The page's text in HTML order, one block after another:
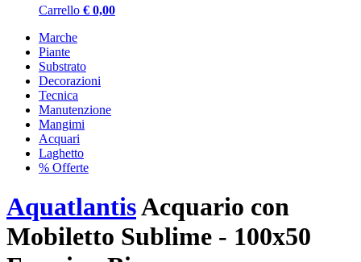
Carrello € 0,00
Marche
Piante
Substrato
Decorazioni
Tecnica
Manutenzione
Mangimi
Acquari
Laghetto
% Offerte
AquatlantisAcquario con
Mobiletto Sublime - 100x50